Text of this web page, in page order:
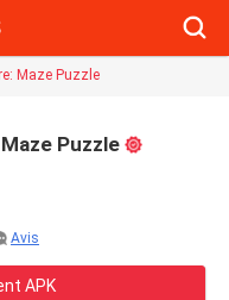
Maze Puzzle
Puzzle
Avis
APK